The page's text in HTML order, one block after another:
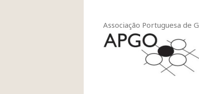
Associação Portuguesa de